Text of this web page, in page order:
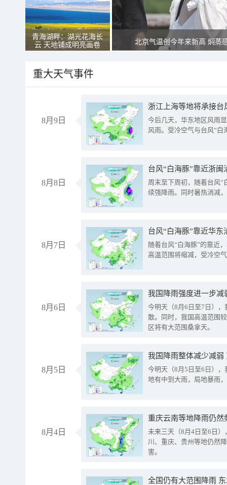
青海湖畔：湖光花海长
云 天地铺成明亮画卷
北京气温创今年来新高 焖蒸
重大天气事件
8月9日
浙江上海等地将承接台
今后几天，华东地区风雨
风雨。受冷空气与台风“白
8月8日
台风“白海豚”靠近浙
周末至下周初，随着台风“
续强降雨。同时暑热消减
8月7日
台风“白海豚”靠近华
随着台风“白海豚”的靠近
高温范围将缩减，受冷空
8月6日
今明天（8月6日至7日）
散。同时，我国高温范围
区将有大范围桑拿天。
8月5日
我国降雨整体减少减弱
今明天（8月5日至6日）
地有中到大雨，局地暴雨
8月4日
重庆云南等地降雨仍然
未来三天（8月4日至6日
川、重庆、贵州等地仍然
害。
全国仍有大范围降雨